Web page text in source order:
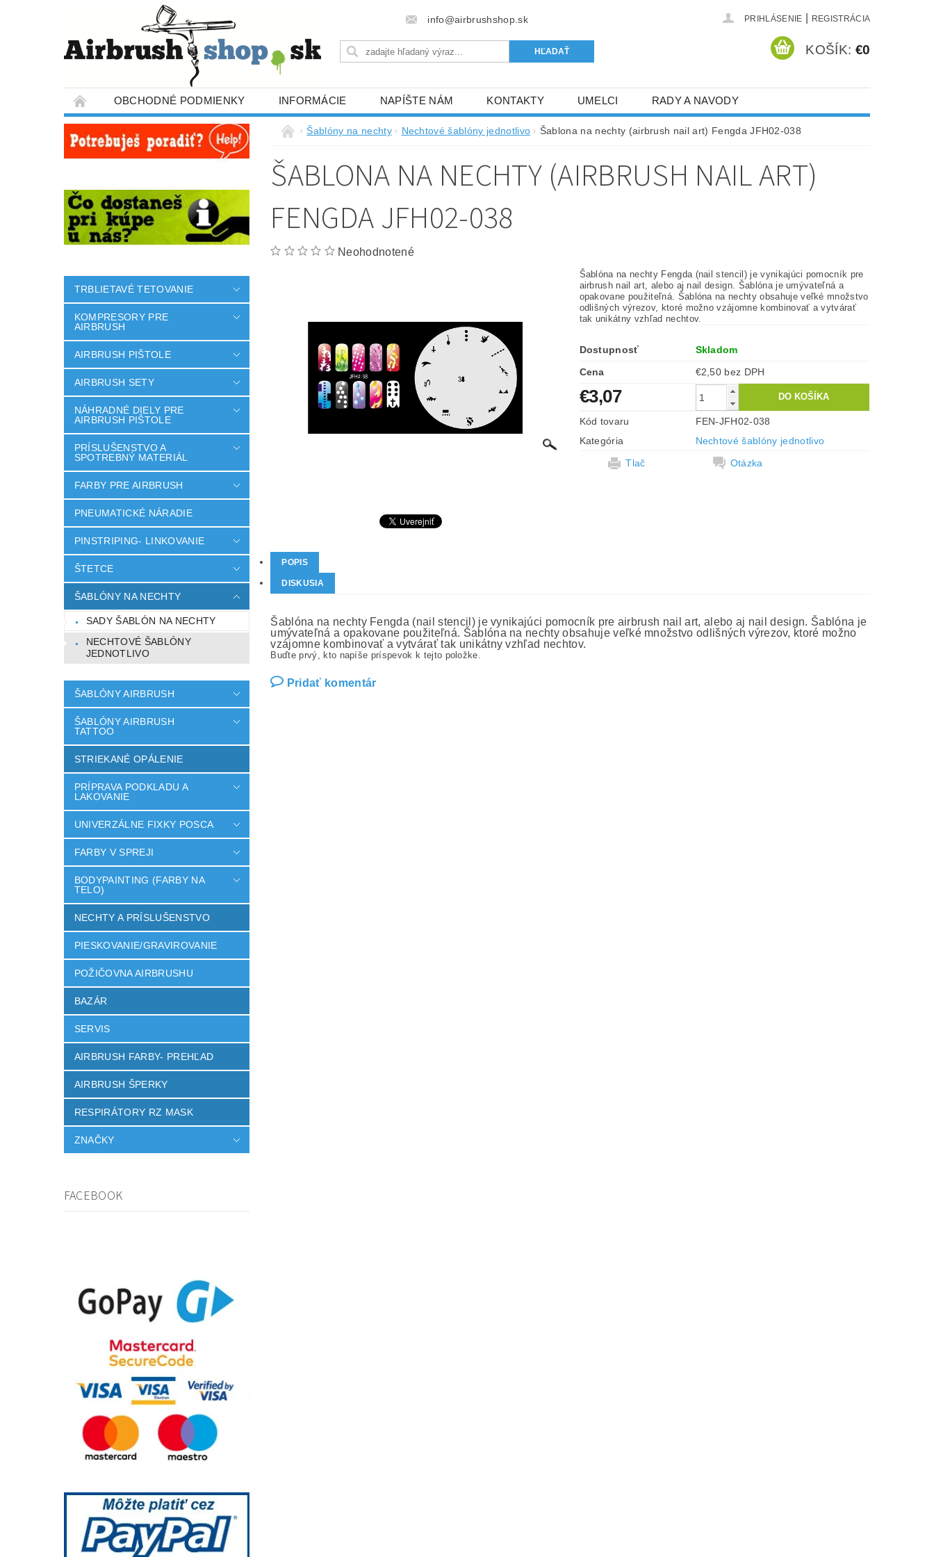
info@airbrushshop.sk PRIHLÁSENIE REGISTRÁCIA
KOŠÍK: €0
OBCHODNÉ PODMIENKY INFORMÁCIE NAPÍŠTE NÁM KONTAKTY UMELCI RADY A NAVODY
TRBLIETAVÉ TETOVANIE
KOMPRESORY PRE
AIRBRUSH
AIRBRUSH PIŠTOLE
AIRBRUSH SETY
NÁHRADNÉ DIELY PRE
AIRBRUSH PIŠTOLE
PRÍSLUŠENSTVO A
SPOTREBNÝ MATERIÁL
FARBY PRE AIRBRUSH
PNEUMATICKÉ NÁRADIE
PINSTRIPING- LINKOVANIE
ŠTETCE
ŠABLÓNY NA NECHTY
SADY ŠABLÓN NA NECHTY
NECHTOVÉ ŠABLÓNY
JEDNOTLIVO
ŠABLÓNY AIRBRUSH
ŠABLÓNY AIRBRUSH
TATTOO
STRIEKANÉ OPÁLENIE
PRÍPRAVA PODKLADU A
LAKOVANIE
UNIVERZÁLNE FIXKY POSCA
FARBY V SPREJI
BODYPAINTING (FARBY NA
TELO)
NECHTY A PRÍSLUŠENSTVO
PIESKOVANIE/GRAVIROVANIE
POŽIČOVNA AIRBRUSHU
BAZÁR
SERVIS
AIRBRUSH FARBY- PREHĽAD
AIRBRUSH ŠPERKY
RESPIRÁTORY RZ MASK
ZNAČKY
FACEBOOK
Šablóny na nechty Nechtové šablóny jednotlivo Šablona na nechty (airbrush nail art) Fengda JFH02-038
ŠABLONA NA NECHTY (AIRBRUSH NAIL ART)
FENGDA JFH02-038
Neohodnotené
Šablóna na nechty Fengda (nail stencil) je vynikajúci pomocník pre
airbrush nail art, alebo aj nail design. Šablóna je umývateľná a
opakovane použiteľná. Šablóna na nechty obsahuje veľké množstvo
odlišných výrezov, ktoré možno vzájomne kombinovať a vytvárať
tak unikátny vzhľad nechtov.
Dostupnosť
Skladom
Cena
€2,50 bez DPH
€3,07
Kód tovaru
FEN-JFH02-038
Kategória
Nechtové šablóny jednotlivo
Tlač
Otázka
POPIS
DISKUSIA
Šablóna na nechty Fengda (nail stencil) je vynikajúci pomocník pre airbrush nail art, alebo aj nail design. Šablóna je
umývateľná a opakovane použiteľná. Šablóna na nechty obsahuje veľké množstvo odlišných výrezov, ktoré možno
vzájomne kombinovať a vytvárať tak unikátny vzhľad nechtov.
Buďte prvý, kto napíše príspevok k tejto položke.
Pridať komentár